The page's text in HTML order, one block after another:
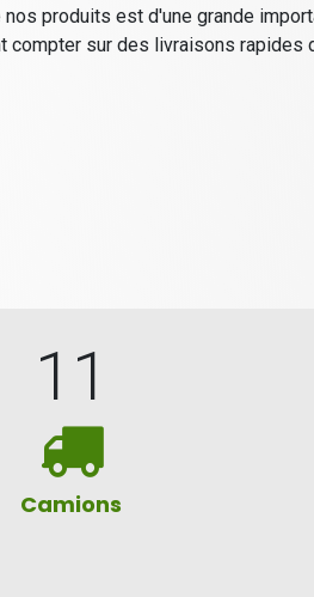
produits est d'une grande
compter sur des livraisons rapides
11
Camions